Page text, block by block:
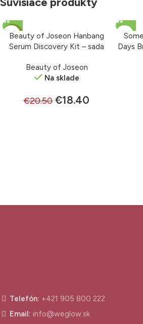
-10%
Beauty of Joseon Hanbang
Serum Discovery Kit – sada
Beauty of Joseon
Na sklade
€20.50 €18.40
Days
Telefón: +421 905 800 222
Email: info@weglow.sk